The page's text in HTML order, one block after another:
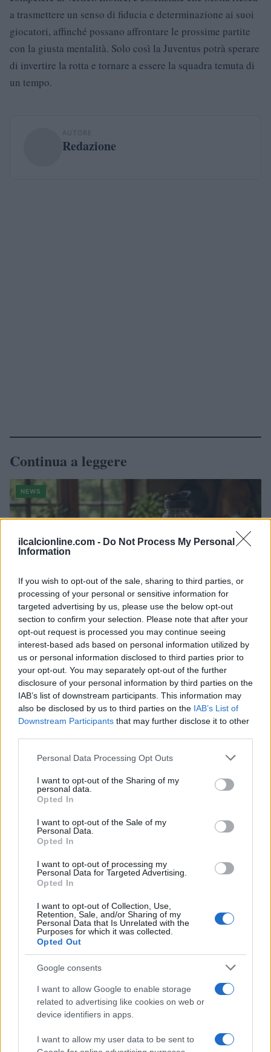
ilcalcionline.com - Do Not Process My Personal
Information
If you wish to opt-out of the sale, sharing to third parties, or
processing of your personal or sensitive information for
targeted advertising by us, please use the below opt-out
section to confirm your selection. Please note that after your
opt-out request is processed you may continue seeing
interest-based ads based on personal information utilized by
us or personal information disclosed to third parties prior to
your opt-out. You may separately opt-out of the further
disclosure of your personal information by third parties on the
IAB’s list of downstream participants. This information may
also be disclosed by us to third parties on the IAB’s List of
Downstream Participants that may further disclose it to other
Please note that this website/app uses one or more Google
not limited to your visit or usage behaviour. You may click to
grant or deny consent to Google and its third-party tags to
use your data for below specified purposes in below Google
consent section.
Personal Data Processing Opt Outs
I want to opt-out of the Sharing of my
personal data.
Opted In
I want to opt-out of the Sale of my
Personal Data.
Opted In
I want to opt-out of processing my
Personal Data for Targeted Advertising.
Opted In
I want to opt-out of Collection, Use,
Retention, Sale, and/or Sharing of my
Personal Data that Is Unrelated with the
Purposes for which it was collected.
Opted Out
Google consents
I want to allow Google to enable storage
related to advertising like cookies on web or
device identifiers in apps.
I want to allow my user data to be sent to
a trasmettere un senso di fiducia e determinazione ai suoi
giocatori, affinché possano affrontare le prossime partite
con la giusta mentalità. Solo così la Juventus potrà sperare
di invertire la rotta e tornare a essere la squadra temuta di
un tempo.
AUTORE
Redazione
Continua a leggere
NEWS
CSI Bergamo: Tra Corsi, Eventi e Protezione dei Dati
Personali
Francesca Lombardi · 29 Lug 2026
NEWS
Quando il gioco di squadra insegna a vivere: calcio, storia e
Francesca Lombardi · 27 Lug 2026
NEWS